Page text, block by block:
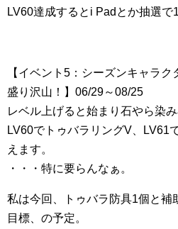
LV60達成するとi Padとか抽選で
【イベント5：シーズンキャラ
盛り沢山！】06/29～08/25
レベル上げると始まり石やら染み
LV60でトゥバラリングV、LV61
えます。
・・・特に要らんなぁ。
私は今回、トゥバラ防具1個と補
目標、の予定。